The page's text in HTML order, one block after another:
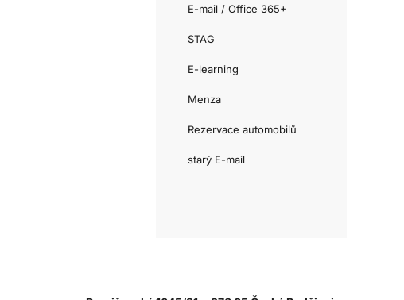
E-mail / Office 365+
STAG
E-learning
Menza
Rezervace automobilů
starý E-mail